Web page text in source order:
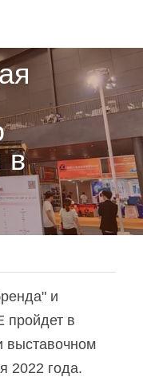
в
и
пройдет в
выставочном
2022 года.